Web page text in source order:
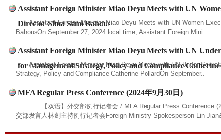
Assistant Foreign Minister Miao Deyu Meets with UN
Director Sima Sami Bahous
Assistant Foreign Minister Miao Deyu Meets with UN Women
BahousOn September 27, 2024 local time, Assistant Foreign Mini..
Assistant Foreign Minister Miao Deyu Meets with UN
for Management Strategy, Policy and Compliance
Assistant Foreign Minister Miao Deyu Meets with UN Under-
Strategy, Policy and Compliance Catherine PollardOn September..
MFA Regular Press Conference (2024年9月30日)
【双语】外交部例行记者会 / MFA Regular Press Conference
交部发言人林剑主持例行记者会Foreign Ministry Spokesperson Lin
网上购药对药下症？